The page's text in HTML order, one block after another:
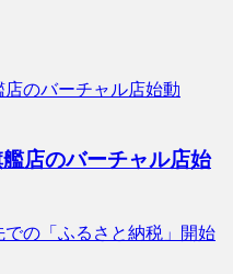
店のバーチャル店始